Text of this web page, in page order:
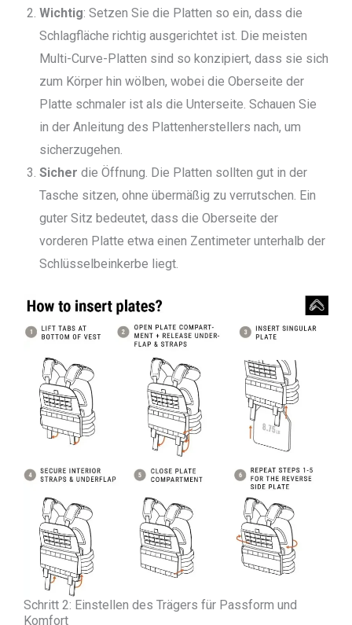
Wichtig: Setzen Sie die Platten so ein, dass die
Schlagfläche richtig ausgerichtet ist. Die meisten
Multi-Curve-Platten sind so konzipiert, dass sie sich
zum Körper hin wölben, wobei die Oberseite der
Platte schmaler ist als die Unterseite. Schauen Sie
in der Anleitung des Plattenherstellers nach, um
sicherzugehen.
Sicher die Öffnung. Die Platten sollten gut in der
Tasche sitzen, ohne übermäßig zu verrutschen. Ein
guter Sitz bedeutet, dass die Oberseite der
vorderen Platte etwa einen Zentimeter unterhalb der
Schlüsselbeinkerbe liegt.
Schritt 2: Einstellen des Trägers für Passform und
Komfort